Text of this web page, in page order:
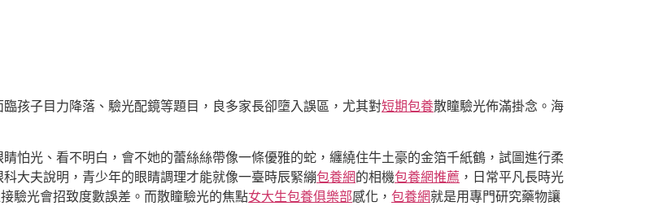
孩子目力降落、驗光配鏡等題目，良多家長卻墮入誤區，尤其對短期包養散瞳驗光佈滿掛念。海
怕光、看不明白，會不她的蕾絲絲帶像一條優雅的蛇，纏繞住牛土豪的金箔千紙鶴，試圖進行柔
科大夫說明，青少年的眼睛調理才能就像一臺時辰緊繃包養網的相機包養網推薦 ，日常平凡長時光
驗光會招致度數誤差。而散瞳驗光的焦點女大生包養俱樂部感化， 包養網就是用專門研究藥物讓